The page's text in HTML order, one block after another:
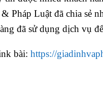
Pháp Luật đã chia sẻ
đã sử dụng dịch vụ
bài: https://